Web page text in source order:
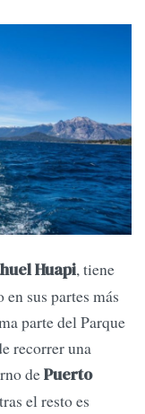
Huapi, tiene
sus partes más
parte del Parque
recorrer una
dePuerto
el resto es